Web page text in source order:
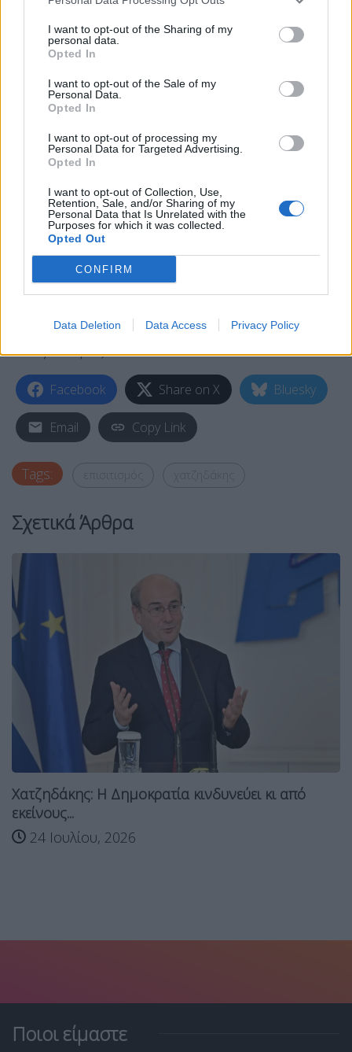
I want to opt-out of the Sharing of my
personal data.
Opted In
I want to opt-out of the Sale of my
Personal Data.
Opted In
I want to opt-out of processing my
Personal Data for Targeted Advertising.
Opted In
I want to opt-out of Collection, Use,
Retention, Sale, and/or Sharing of my
Personal Data that Is Unrelated with the
Purposes for which it was collected.
Opted Out
CONFIRM
Data Deletion Data Access Privacy Policy
Συμβούλιο Εργασίας τα στοιχεία που
απαιτούνταν για την κήρυξη της κλαδικής
Σύμβασης Εργασίας του επισιτισμού ως
υποχρεωτικής, προχωρήσαμε στην υπογραφή της
σχετικής Υπουργικής Απόφασης. Όχι μόνο
εξαιτίας της υψηλής παραβατικότητας που
παρατηρείται στον κλάδο στις εκθέσεις της
Επιθεώρησης Εργασίας, αλλά και επειδή είναι
ζήτημα δικαιοσύνης για τους εργαζομένους του
συγκεκριμένου κλάδου. Οι έλεγχοι από την
Επιθεώρηση Εργασίας καθ’ όλη τη διάρκεια του
χρόνου, αλλά ιδίως κατά την τουριστική περίοδο,
τα συμφέροντα των εργαζομένων και ο υγιής
ανταγωνισμός».
Facebook Share on X Bluesky
Email Copy Link
Tags:
Σχετικά Άρθρα
Χατζηδάκης: Η Δημοκρατία κινδυνεύει κι από
εκείνους...
24 Ιουλίου, 2026
Ποιοι είμαστε